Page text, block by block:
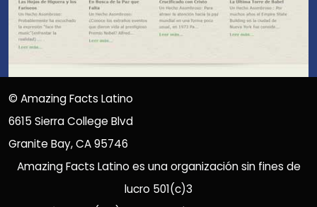
© Amazing Facts Latino
6615 Sierra College Blvd
Granite Bay, CA 95746
Amazing Facts Latino es una organización sin fines de
lucro 501(c)3